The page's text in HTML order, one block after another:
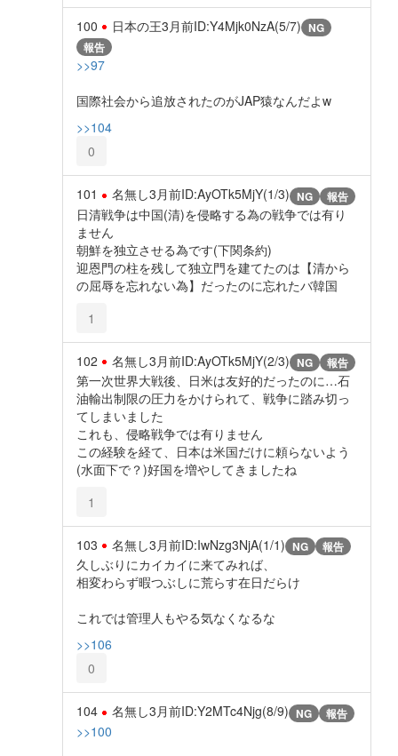
100 日本の王3月前ID:Y4Mjk0NzA(5/7) NG
報告
>>97
国際社会から追放されたのがJAP猿なんだよw
>>104
0
101 名無し3月前ID:AyOTk5MjY(1/3) NG 報告
日清戦争は中国(清)を侵略する為の戦争では有り
ません
朝鮮を独立させる為です(下関条約)
迎恩門の柱を残して独立門を建てたのは【清から
の屈辱を忘れない為】だったのに忘れたバ韓国
1
102 名無し3月前ID:AyOTk5MjY(2/3) NG 報告
第一次世界大戦後、日米は友好的だったのに…石
油輸出制限の圧力をかけられて、戦争に踏み切っ
てしまいました
これも、侵略戦争では有りません
この経験を経て、日本は米国だけに頼らないよう
(水面下で？)好国を増やしてきましたね
1
103 名無し3月前ID:IwNzg3NjA(1/1) NG 報告
久しぶりにカイカイに来てみれば、
相変わらず暇つぶしに荒らす在日だらけ
これでは管理人もやる気なくなるな
>>106
0
104 名無し3月前ID:Y2MTc4Njg(8/9) NG 報告
>>100